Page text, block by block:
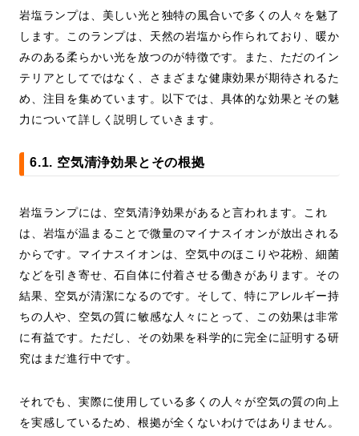
岩塩ランプは、美しい光と独特の風合いで多くの人々を魅了
します。このランプは、天然の岩塩から作られており、暖か
みのある柔らかい光を放つのが特徴です。また、ただのイン
テリアとしてではなく、さまざまな健康効果が期待されるた
め、注目を集めています。以下では、具体的な効果とその魅
力について詳しく説明していきます。
6.1. 空気清浄効果とその根拠
岩塩ランプには、空気清浄効果があると言われます。これ
は、岩塩が温まることで微量のマイナスイオンが放出される
からです。マイナスイオンは、空気中のほこりや花粉、細菌
などを引き寄せ、石自体に付着させる働きがあります。その
結果、空気が清潔になるのです。そして、特にアレルギー持
ちの人や、空気の質に敏感な人々にとって、この効果は非常
に有益です。ただし、その効果を科学的に完全に証明する研
究はまだ進行中です。
それでも、実際に使用している多くの人々が空気の質の向上
を実感しているため、根拠が全くないわけではありません。